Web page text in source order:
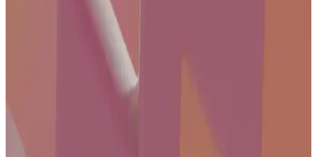
55 inç 4K QLED akıllı televizyonlar, yüksek görüntü kalitesi, canlı
renkler ve gelişmiş bağlantı özellikleriyle evde eğlenceyi yeni
seviyeye taşır. Geniş ekran ve akıllı özellikler, kullanıcıların
ihtiyaçlarına uygun çözümler sunar.
Samsung Televizyon Modelleri: Teknik Özellikler ve
Kullanım Alanlarına Göre Karşılaştırma